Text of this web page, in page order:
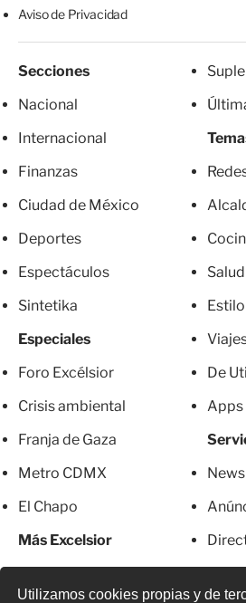
Utilizamos cookies propias y de
Aviso de Privacidad
Secciones
Nacional
Internacional
Finanzas
Ciudad de México
Deportes
Espectáculos
Sintetika
Especiales
Foro Excélsior
Crisis ambiental
Franja de Gaza
Metro CDMX
El Chapo
Más Excelsior
Salud
De
Apps